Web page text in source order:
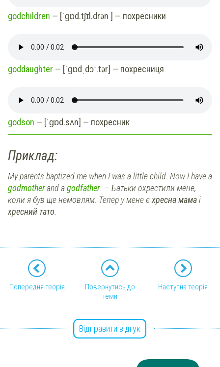
godchildren — [ˈɡɒd.tʃɪl.drən ] — похресники
goddaughter — [ˈɡɒdˌdɔː.tər] — похресниця
godson — [ˈɡɒd.sʌn] — похресник
Приклад:
My parents baptized me when I was a little child. Now I have a
godmotherand agodfather. — Батьки охрестили мене,
коли я був ще немовлям. Тепер у мене єхресна мамаі
хресний тато
Попередня теорія
Повернутись до
теми
Наступна теорія
Відправити відгук